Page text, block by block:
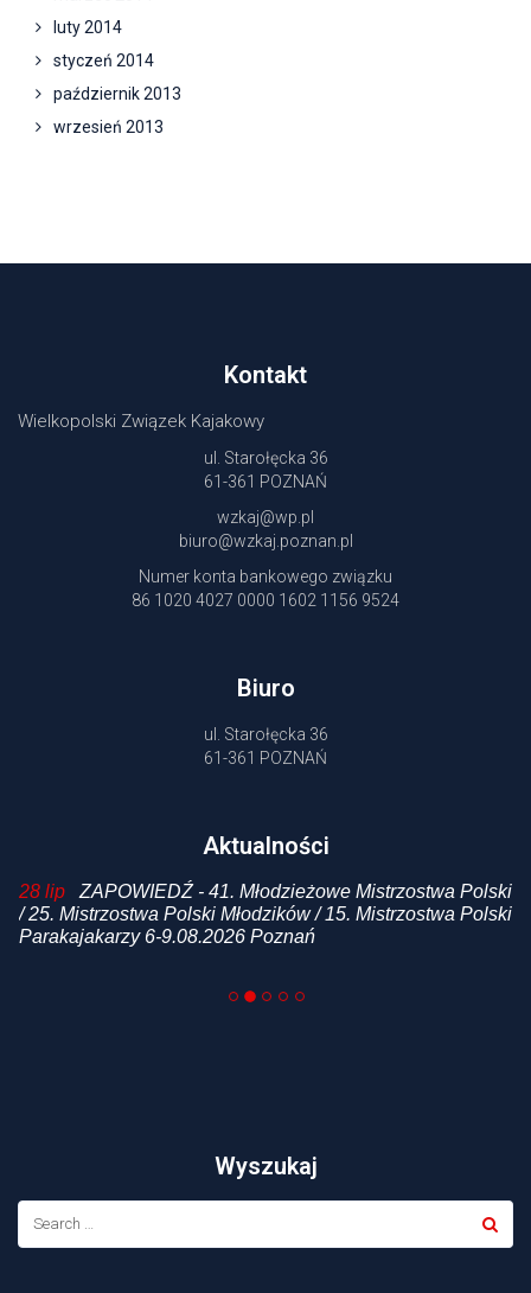
luty 2014
styczeń 2014
październik 2013
wrzesień 2013
Kontakt
Wielkopolski Związek Kajakowy
ul. Starołęcka 36
61-361 POZNAŃ
wzkaj@wp.pl
biuro@wzkaj.poznan.pl
Numer konta bankowego związku
86 1020 4027 0000 1602 1156 9524
Biuro
ul. Starołęcka 36
61-361 POZNAŃ
Aktualności
28 lip
ZAPOWIEDŹ - 41. Młodzieżowe Mistrzostwa Polski
/ 25. Mistrzostwa Polski Młodzików / 15. Mistrzostwa Polski
Parakajakarzy 6-9.08.2026 Poznań
Wyszukaj